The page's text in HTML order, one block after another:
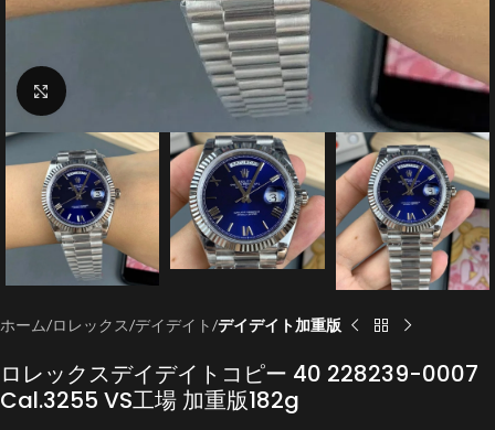
クリックで拡大
ホーム ロレックス デイデイト デイデイト加重版
ロレックスデイデイトコピー 40 228239-0007
Cal.3255 VS工場 加重版182g